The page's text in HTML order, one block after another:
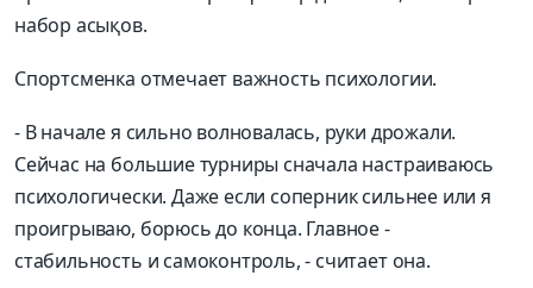
набор асықов.
Спортсменка отмечает важность психологии.
- В начале я сильно волновалась, руки дрожали.
Сейчас на большие турниры сначала настраиваюсь
психологически. Даже если соперник сильнее или я
проигрываю, борюсь до конца. Главное -
стабильность и самоконтроль, - считает она.